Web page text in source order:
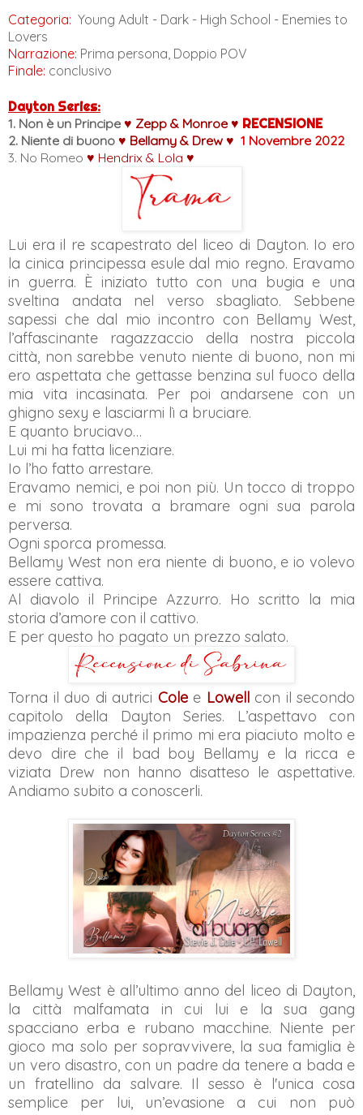
Categoria: Young Adult - Dark - High School - Enemies to
Lovers
Narrazione: Prima persona, Doppio POV
Finale: conclusivo
Dayton Series:
1. Non è un Principe ♥ Zepp & Monroe♥ RECENSIONE
2. Niente di buono ♥ Bellamy & Drew ♥ 1 Novembre 2022
3. No Romeo ♥ Hendrix & Lola ♥
Lui era il re scapestrato del liceo di Dayton. Io ero
la cinica principessa esule dal mio regno. Eravamo
in guerra. È iniziato tutto con una bugia e una
sveltina andata nel verso sbagliato. Sebbene
sapessi che dal mio incontro con Bellamy West,
l’affascinante ragazzaccio della nostra piccola
città, non sarebbe venuto niente di buono, non mi
ero aspettata che gettasse benzina sul fuoco della
mia vita incasinata. Per poi andarsene con un
ghigno sexy e lasciarmi lì a bruciare.
E quanto bruciavo…
Lui mi ha fatta licenziare.
Io l’ho fatto arrestare.
Eravamo nemici, e poi non più. Un tocco di troppo
e mi sono trovata a bramare ogni sua parola
perversa.
Ogni sporca promessa.
Bellamy West non era niente di buono, e io volevo
essere cattiva.
Al diavolo il Principe Azzurro. Ho scritto la mia
storia d’amore con il cattivo.
E per questo ho pagato un prezzo salato.
Torna il duo di autrici Colee Lowellcon il secondo
capitolo della Dayton Series. L’aspettavo con
impazienza perché il primo mi era piaciuto molto e
devo dire che il bad boy Bellamy e la ricca e
viziata Drew non hanno disatteso le aspettative.
Andiamo subito a conoscerli.
Bellamy West è all’ultimo anno del liceo di Dayton,
la città malfamata in cui lui e la sua gang
spacciano erba e rubano macchine. Niente per
gioco ma solo per sopravvivere, la sua famiglia è
un vero disastro, con un padre da tenere a bada e
un fratellino da salvare. Il sesso è l'unica cosa
semplice per lui, un’evasione a cui non può